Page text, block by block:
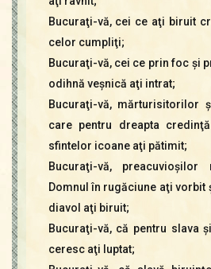
Bucuraţi-vă, cei ce aţi biruit
celor cumpliţi;
Bucuraţi-vă, cei ce prin foc şi
odihnă veşnică aţi intrat;
Bucuraţi-vă, mărturisitorilor
care pentru dreapta
sfintelor icoane aţi pătimit;
Bucuraţi-vă,
Domnul în rugăciune aţi vorbit
diavol aţi biruit;
Bucuraţi-vă, că pentru slava
ceresc aţi luptat;